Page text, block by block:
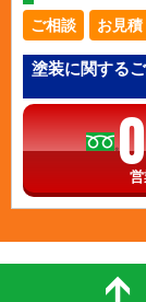
ご相談 お見積
塗装に関する
営